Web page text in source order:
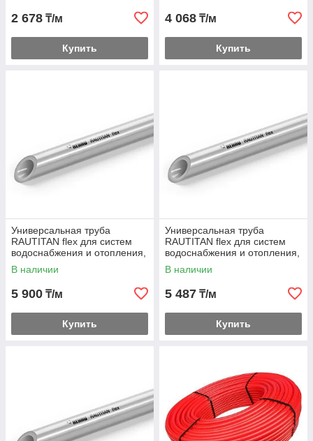
2 678 ₸/м
Купить
4 068 ₸/м
Купить
Универсальная труба
RAUTITAN flex для систем
водоснабжения и отопления,
в бухтах 32
В наличии
5 900 ₸/м
Купить
Универсальная труба
RAUTITAN flex для систем
водоснабжения и отопления,
отрезки 6 м 40
В наличии
5 487 ₸/м
Купить